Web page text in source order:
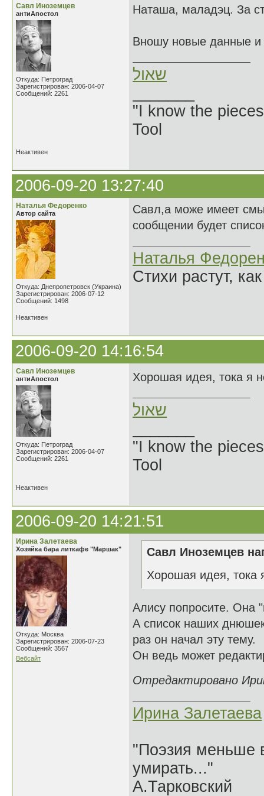
Савл Иноземцев
антиАпостол
Откуда: Петроград
Зарегистрирован: 2006-04-07
Сообщений: 2261
Наташа, маладэц. За
Вношу новые данные и
שאול
"I know the
Tool
Неактивен
2006-09-20 13:27:40
Наталья Федоренко
Автор сайта
Откуда: Днепропетровск (Украина)
Зарегистрирован: 2006-07-12
Сообщений: 1498
Савл,а може имеет
сообщении будет
Наталья
Стихи растут,
Неактивен
2006-09-20 14:16:54
Савл Иноземцев
антиАпостол
Откуда: Петроград
Зарегистрирован: 2006-04-07
Сообщений: 2261
Хорошая идея, тока я
שאול
"I know the
Tool
Неактивен
2006-09-20 14:21:51
Ирина Залетаева
Хозяйка бара литкафе "Маршак"
Откуда: Москва
Зарегистрирован: 2006-07-23
Сообщений: 3567
Вебсайт
Савл Иноземцев
Хорошая идея, тока
Алису попросите. Она
А список наших
раз он начал эту тему.
Он ведь может
Отредактировано
Ирина Залетаева
"Поэзия меньше
умирать..."
А.Тарковский